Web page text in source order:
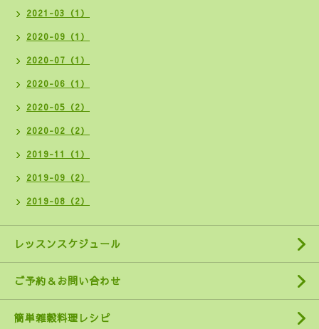
2021-03（1）
2020-09（1）
2020-07（1）
2020-06（1）
2020-05（2）
2020-02（2）
2019-11（1）
2019-09（2）
2019-08（2）
レッスンスケジュール
ご予約＆お問い合わせ
簡単雑穀料理レシピ